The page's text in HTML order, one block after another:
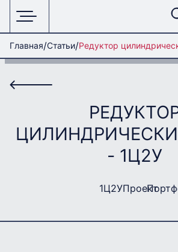
Главная Статьи Редуктор
- 1Ц2У
1Ц2УПроект